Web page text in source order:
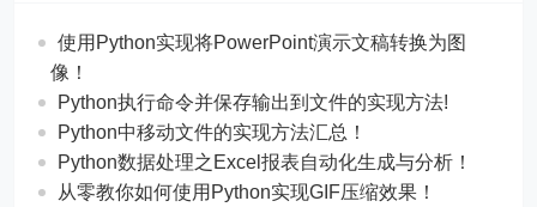
使用Python实现将PowerPoint演示文稿转换为图
像！
Python执行命令并保存输出到文件的实现方法!
Python中移动文件的实现方法汇总！
Python数据处理之Excel报表自动化生成与分析！
从零教你如何使用Python实现GIF压缩效果！